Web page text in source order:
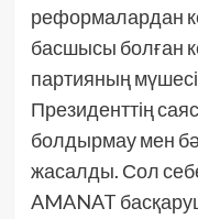
реформалардан
басшысы болған
партияның
Президенттің
болдырмау мен
жасалды. Сол
AMANAT